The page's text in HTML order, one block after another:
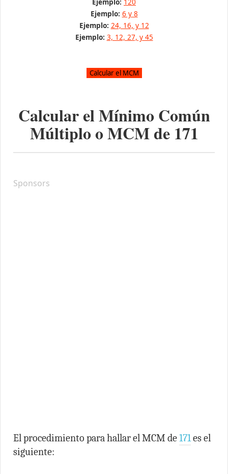
Ejemplo: 6 y 8
Ejemplo: 24, 16, y 12
Ejemplo: 3, 12, 27, y 45
Calcular el Mínimo Común
Múltiplo o MCM de 171
Sponsors
El procedimiento para hallar el MCM de171es el
siguiente: